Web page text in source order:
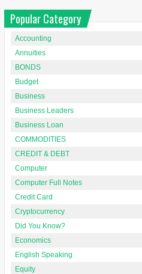
Popular Category
Accounting
Annuities
BONDS
Budget
Business
Business Leaders
Business Loan
COMMODITIES
CREDIT & DEBT
Computer
Computer Full Notes
Credit Card
Cryptocurrency
Did You Know?
Economics
English Speaking
Equity